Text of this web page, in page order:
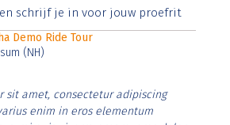
et justo cursus id rutrum lorem
schrijf je in voor jouw proefrit
Demo Ride Tour
(NH)
sit amet, consectetur adipiscing
enim in eros elementum